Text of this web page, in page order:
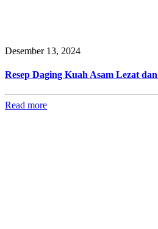
Desember 13, 2024
Resep Daging Kuah Asam Lezat
Read more